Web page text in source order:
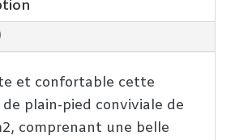
et confortable cette
de plain-pied conviviale de
comprenant une belle